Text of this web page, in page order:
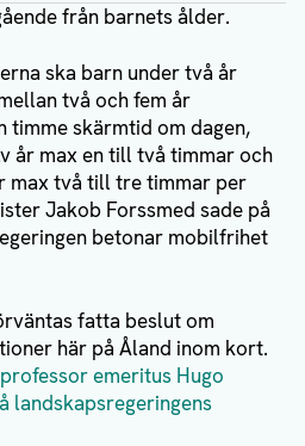
från barnets ålder.
ska barn under två år
två och fem år
timme skärmtid om dagen,
år max en till två timmar och
max två till tre timmar per
Jakob Forssmed sade på
betonar mobilfrihet
fatta beslut om
här på Åland inom kort.
emeritus Hugo
landskapsregeringens